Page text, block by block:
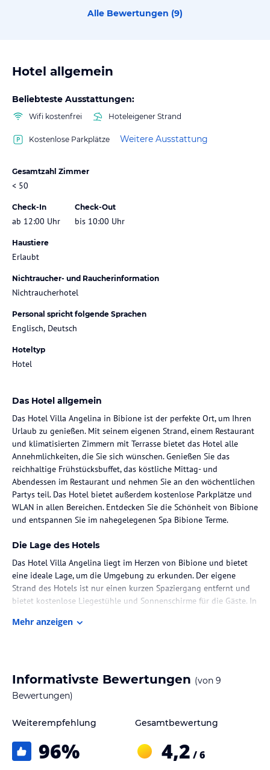
Alle Bewertungen (9)
Hotel allgemein
Beliebteste Ausstattungen:
Wifi kostenfrei Hoteleigener Strand
Kostenlose Parkplätze Weitere Ausstattung
Gesamtzahl Zimmer
< 50
Check-In
ab 12:00 Uhr
Check-Out
bis 10:00 Uhr
Haustiere
Erlaubt
Nichtraucher- und Raucherinformation
Nichtraucherhotel
Personal spricht folgende Sprachen
Englisch, Deutsch
Hoteltyp
Hotel
Das Hotel allgemein
Das Hotel Villa Angelina in Bibione ist der perfekte Ort, um Ihren
Urlaub zu genießen. Mit seinem eigenen Strand, einem Restaurant
und klimatisierten Zimmern mit Terrasse bietet das Hotel alle
Annehmlichkeiten, die Sie sich wünschen. Genießen Sie das
reichhaltige Frühstücksbuffet, das köstliche Mittag- und
Abendessen im Restaurant und nehmen Sie an den wöchentlichen
Partys teil. Das Hotel bietet außerdem kostenlose Parkplätze und
WLAN in allen Bereichen. Entdecken Sie die Schönheit von Bibione
und entspannen Sie im nahegelegenen Spa Bibione Terme.
Die Lage des Hotels
Das Hotel Villa Angelina liegt im Herzen von Bibione und bietet
eine ideale Lage, um die Umgebung zu erkunden. Der eigene
Strand des Hotels ist nur einen kurzen Spaziergang entfernt und
bietet kostenlose Liegestühle und Sonnenschirme für die Gäste. In
perfekt für einen entspannten Wellnesstag eignet.
angenehme Rückzugsmöglichkeit nach einem Tag am Strand. Jedes
Zimmer verfügt über eine private Terrasse, auf der Sie die Sonne
und ein Flachbild-TV. WLAN steht Ihnen in allen Zimmern und
Gastronomie im Hotel
Mehr anzeigen
Informativste Bewertungen (von 9
Bewertungen)
Weiterempfehlung
96%
Gesamtbewertung
4,2 / 6